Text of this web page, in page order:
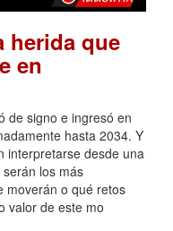
herida que
en
de signo e ingresó en
hasta 2034. Y
interpretarse desde una
los más
moverán o qué retos
valor de este mo